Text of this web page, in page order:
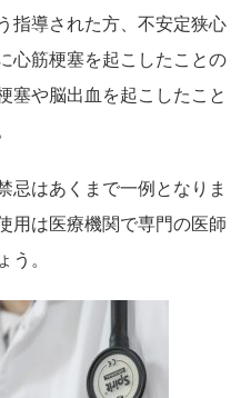
指導された方、不安定狭心
心筋梗塞を起こしたことの
塞や脳出血を起こしたこと
忌はあくまで一例となりま
用は医療機関で専門の医師
う。